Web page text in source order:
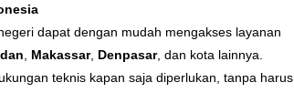
dapat dengan mudah mengakses layanan
Makassar, Denpasar, dan kota lainnya.
teknis kapan saja diperlukan, tanpa harus